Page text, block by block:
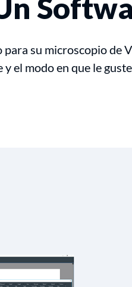
su microscopio de
y el modo en que le